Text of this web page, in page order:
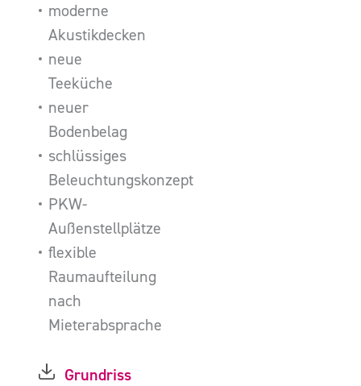
moderne
Akustikdecken
neue
Teeküche
neuer
Bodenbelag
schlüssiges
Beleuchtungskonzept
PKW-
Außenstellplätze
flexible
Raumaufteilung
nach
Mieterabsprache
Grundriss